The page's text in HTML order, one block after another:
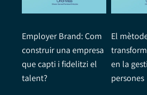
Employer Brand: Com
construir una empresa
que capti i fidelitzi el
talent?
El
en la
persones